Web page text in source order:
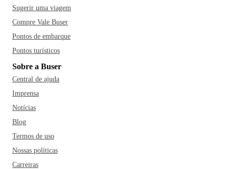
Sugerir uma viagem
Compre Vale Buser
Pontos de embarque
Pontos turísticos
Sobre a Buser
Central de ajuda
Imprensa
Notícias
Blog
Termos de uso
Nossas políticas
Carreiras